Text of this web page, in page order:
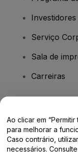
Investidores
Serviço
Sala de
Carreiras
Centro de
Ao clicar em
para melhorar a
Caso contrário,
necessários.